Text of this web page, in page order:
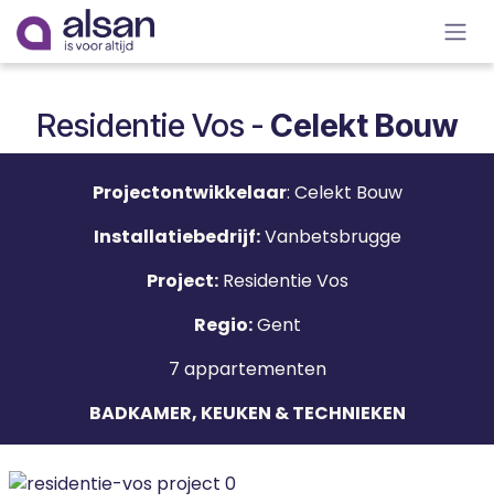
Overslaan naar inhoud
Residentie Vos - Celekt Bouw
Projectontwikkelaar: Celekt Bouw
Installatiebedrijf:Vanbetsbrugge
Project:Residentie Vos
Regio:Gent
7 appartementen
BADKAMER, KEUKEN & TECHNIEKEN